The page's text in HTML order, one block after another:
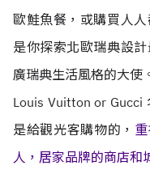
歐鮭魚餐，或購買人
是你探索北歐瑞典設
廣瑞典生活風格的大使
Louis Vuitton or Gucci
是給觀光客購物的，
人，居家品牌的商店和